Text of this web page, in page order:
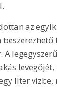
az
A
liter vízbe,